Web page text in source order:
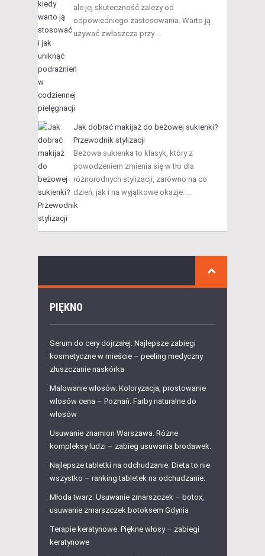
ale jej skuteczność zależy od
odpowiedniego zastosowania. Warto ją
używać zwłaszcza przy …
Jak dobrać makijaż do beżowej sukienki?
Przewodnik stylizacji
Beżowa sukienka to klasyk, który z
powodzeniem zmienia się w tło dla
różnorodnych stylizacji, zarówno na co
dzień, jak i na wyjątkowe okazje. …
PIĘKNO
Serum do cery dojrzałej. Najlepsze zabiegi
kosmetyczne w mieście – peeling medyczny
złuszczanie naskórka
Malowanie włosów. Koloryzacja, prostowanie
włosów cena – Poznań. Farby naturalne do
włosów
Usuwanie znamion Warszawa. Różne
kompleksy ludzi – zabieg usuwania brodawek.
Najlepsze tabletki na odchudzanie. Dieta to nie
wszystko – ranking tabletek na odchudzanie.
Młoda twarz. Usuwanie zmarszczek – botox,
usuwanie zmarszczek botoksem Gdynia
Terapie keratynowe. Piękne włosy – zabiegi
keratynowe